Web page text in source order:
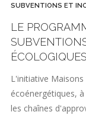
SUBVENTIONS ET
LE
L'initiative
écoénergétiques,
les chaînes